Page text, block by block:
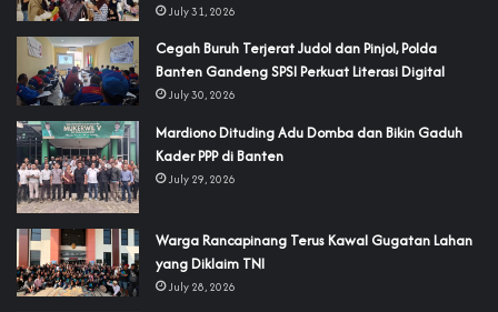
July 31, 2026
Cegah Buruh Terjerat Judol dan Pinjol, Polda
Banten Gandeng SPSI Perkuat Literasi Digital
July 30, 2026
‎Mardiono Dituding Adu Domba dan Bikin Gaduh
Kader PPP di Banten
July 29, 2026
‎Warga Rancapinang Terus Kawal Gugatan Lahan
yang Diklaim TNI‎‎
July 28, 2026